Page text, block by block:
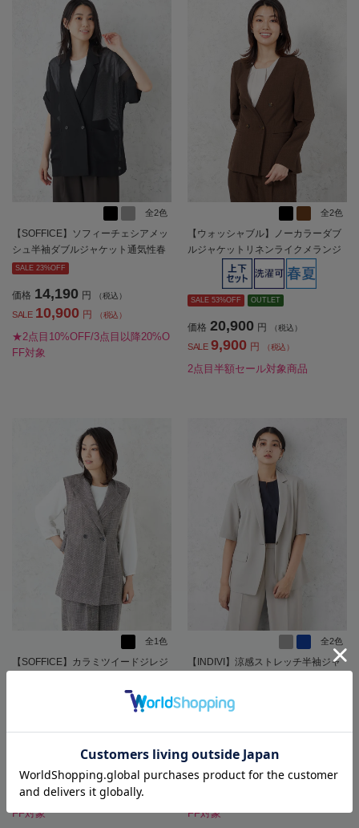
全2色
【SOFFICE】ソフィーチェシアメッ
シュ半袖ダブルジャケット通気性春
夏SALE 23%OFF
価格 14,190 円 （税込）
SALE 10,900 円 （税込）
★2点目10%OFF/3点目以降20%O
FF対象
全2色
【ウォッシャブル】ノーカラーダブ
ルジャケットリネンライクメランジ
生地無地SOFFICE春夏【レディー
SALE 53%OFF OUTLET
価格 20,900 円 （税込）
SALE 9,900 円 （税込）
2点目半額セール対象商品
全1色
【SOFFICE】カラミツイードジレジ
円 （税込）
SALE 13,112 円 （税込）
★2点目10%OFF/3点目以降20%O
FF対象
全2色
【INDIVI】涼感ストレッチ半袖ジャ
ディース】
価格 21,890 円 （税込）
SALE 17,512 円 （税込）
FF対象